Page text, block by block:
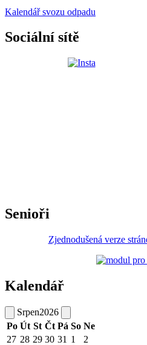
Kalendář svozu odpadu
Sociální sítě
Senioři
Zjednodušená verze
Kalendář
Srpen2026
Po Út St Čt Pá So Ne
27 28 29 30 31 1
2